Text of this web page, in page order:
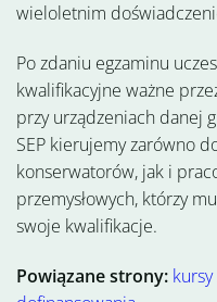
wieloletnim
Po zdaniu egzaminu
kwalifikacyjne ważne
przy urządzeniach danej
SEP kierujemy zarówno
konserwatorów, jak i
przemysłowych, którzy
swoje kwalifikacje.
Powiązane strony: